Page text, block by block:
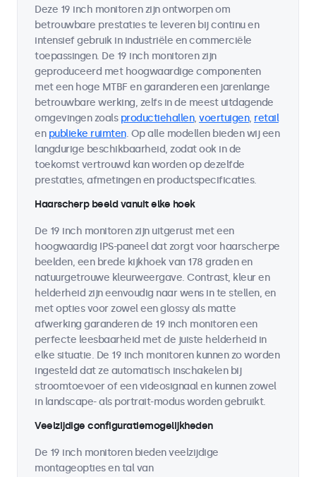
Deze 19 inch monitoren zijn ontworpen om
betrouwbare prestaties te leveren bij continu en
intensief gebruik in industriële en commerciële
toepassingen. De 19 inch monitoren zijn
geproduceerd met hoogwaardige componenten
met een hoge MTBF en garanderen een jarenlange
betrouwbare werking, zelfs in de meest uitdagende
omgevingen zoals productiehallen, voertuigen, retail
en publieke ruimten. Op alle modellen bieden wij een
langdurige beschikbaarheid, zodat ook in de
toekomst vertrouwd kan worden op dezelfde
prestaties, afmetingen en productspecificaties.
Haarscherp beeld vanuit elke hoek
De 19 inch monitoren zijn uitgerust met een
hoogwaardig IPS-paneel dat zorgt voor haarscherpe
beelden, een brede kijkhoek van 178 graden en
natuurgetrouwe kleurweergave. Contrast, kleur en
helderheid zijn eenvoudig naar wens in te stellen, en
met opties voor zowel een glossy als matte
afwerking garanderen de 19 inch monitoren een
perfecte leesbaarheid met de juiste helderheid in
elke situatie. De 19 inch monitoren kunnen zo worden
ingesteld dat ze automatisch inschakelen bij
stroomtoevoer of een videosignaal en kunnen zowel
in landscape- als portrait-modus worden gebruikt.
Veelzijdige configuratiemogelijkheden
De 19 inch monitoren bieden veelzijdige
montageopties en tal van